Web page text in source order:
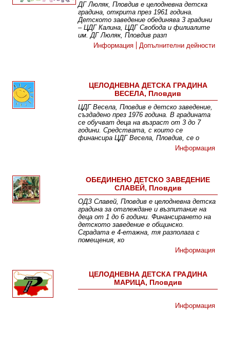
ДГ Люляк, Пловдив е целодневна детска
градина, открита през 1961 година.
Детското заведение обединява 3 градини
– ЦДГ Калина, ЦДГ Свобода и филиалите
им. ДГ Люляк, Пловдив разп
Информация
Допълнителни дейности
ЦЕЛОДНЕВНА ДЕТСКА ГРАДИНА
ВЕСЕЛА, Пловдив
ЦДГ Весела, Пловдив е детско заведение,
създадено през 1976 година. В градината
се обучват деца на възраст от 3 до 7
години. Средствата, с които се
финансира ЦДГ Весела, Пловдив, се о
Информация
ОБЕДИНЕНО ДЕТСКО ЗАВЕДЕНИЕ
СЛАВЕЙ, Пловдив
ОДЗ Славей, Пловдив е целодневна детска
градина за отглеждане и възпитание на
деца от 1 до 6 години. Финансирането на
детското заведение е общинско.
Сградата е 4-етажна, тя разполага с
помещения, ко
Информация
ЦЕЛОДНЕВНА ДЕТСКА ГРАДИНА
МАРИЦА, Пловдив
Информация